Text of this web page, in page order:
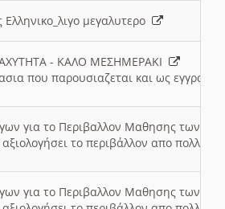
μεγαλυτερο
- ΚΑΛΟ ΜΕΣΗΜΕΡΑΚΙ
που παρουσιαζεται και ως
για το Περιβαλλον Μαθησης των
το περιβάλλον απο πολλές
για το Περιβαλλον Μαθησης των